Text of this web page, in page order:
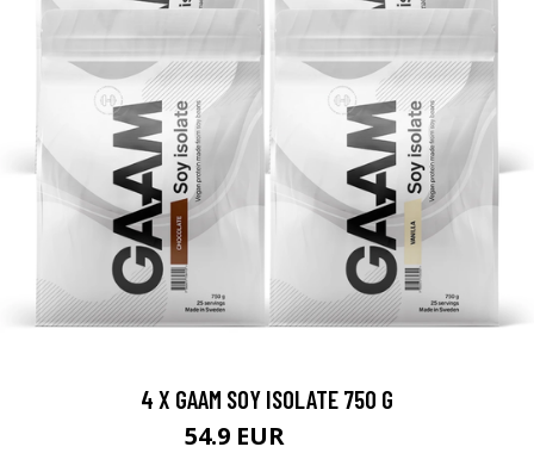
4 X GAAM SOY ISOLATE 750 G
54.9 EUR